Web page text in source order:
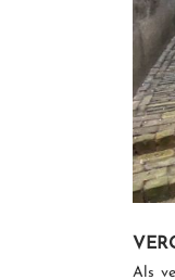
Als